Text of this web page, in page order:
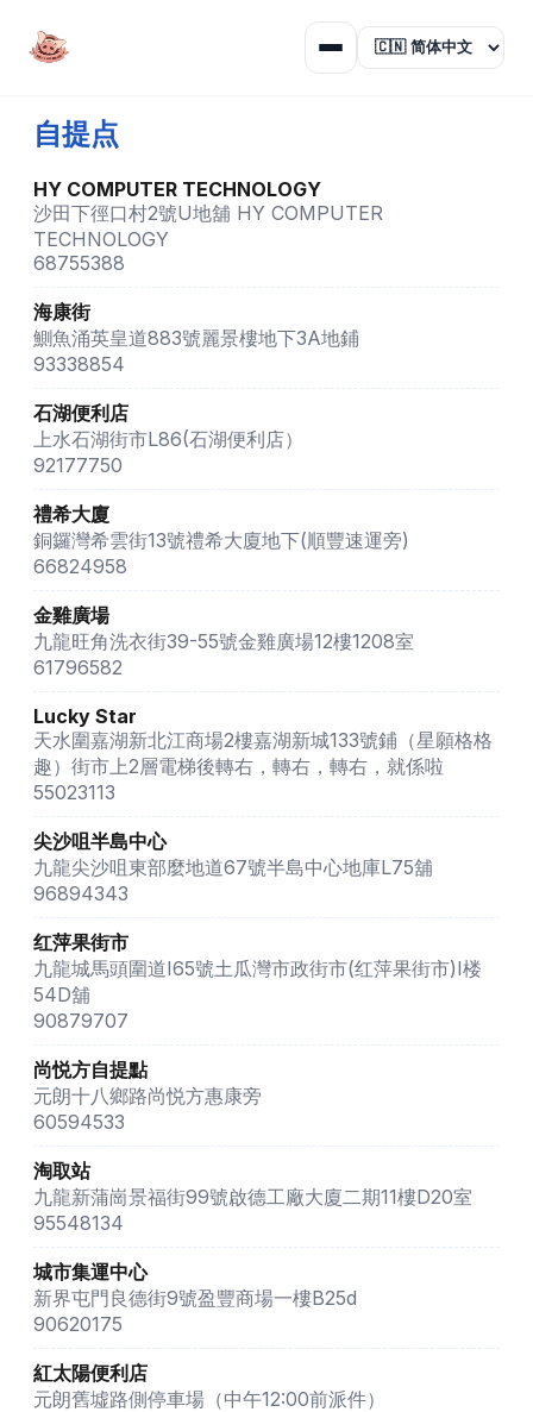
自提点
HY COMPUTER TECHNOLOGY
沙田下徑口村2號U地舖 HY COMPUTER
TECHNOLOGY
68755388
海康街
鰂魚涌英皇道883號麗景樓地下3A地鋪
93338854
石湖便利店
上水石湖街市L86(石湖便利店）
92177750
禮希大廈
銅鑼灣希雲街13號禮希大廈地下(順豐速運旁)
66824958
金雞廣場
九龍旺角洗衣街39-55號金雞廣場12樓1208室
61796582
Lucky Star
天水圍嘉湖新北江商場2樓嘉湖新城133號鋪（星願格格
趣）街市上2層電梯後轉右，轉右，轉右，就係啦
55023113
尖沙咀半島中心
九龍尖沙咀東部麼地道67號半島中心地庫L75舖
96894343
红萍果街市
九龍城馬頭圍道I65號土瓜灣市政街市(红萍果街市)I楼
54D舖
90879707
尚悦方自提點
元朗十八鄉路尚悦方惠康旁
60594533
淘取站
九龍新蒲崗景福街99號啟德工廠大廈二期11樓D20室
95548134
城市集運中心
新界屯門良德街9號盈豐商場一樓B25d
90620175
紅太陽便利店
元朗舊墟路側停車場（中午12:00前派件）